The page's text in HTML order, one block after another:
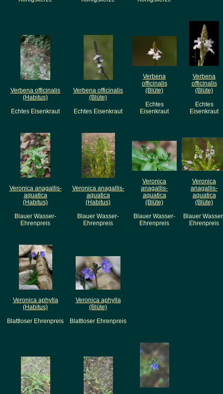
Verbena officinalis
(Habitus)
Echtes Eisenkraut
Verbena officinalis
(Blüte)
Echtes Eisenkraut
Verbena
officinalis
(Blüte)
Echtes
Eisenkraut
Verbena
officinalis
(Blüte)
Echtes
Eisenkraut
Veronica anagallis-
aquatica
(Habitus)
Blauer Wasser-
Ehrenpreis
Veronica anagallis-
aquatica
(Habitus)
Blauer Wasser-
Ehrenpreis
Veronica
anagallis-
aquatica
(Blüte)
Blauer Wasser-
Ehrenpreis
Veronica
anagallis-
aquatica
(Blüte)
Blauer
Ehrenpreis
Veronica aphylla
(Habitus)
Blattloser Ehrenpreis
Veronica aphylla
(Blüte)
Blattloser Ehrenpreis